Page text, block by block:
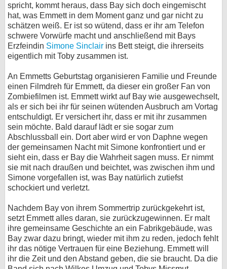
spricht, kommt heraus, dass Bay sich doch eingemischt
hat, was Emmett in dem Moment ganz und gar nicht zu
schätzen weiß. Er ist so wütend, dass er ihr am Telefon
schwere Vorwürfe macht und anschließend mit Bays
Erzfeindin Simone Sinclair ins Bett steigt, die ihrerseits
eigentlich mit Toby zusammen ist.
An Emmetts Geburtstag organisieren Familie und Freunde
einen Filmdreh für Emmett, da dieser ein großer Fan von
Zombiefilmen ist. Emmett wirkt auf Bay wie ausgewechselt,
als er sich bei ihr für seinen wütenden Ausbruch am Vortag
entschuldigt. Er versichert ihr, dass er mit ihr zusammen
sein möchte. Bald darauf lädt er sie sogar zum
Abschlussball ein. Dort aber wird er von Daphne wegen
der gemeinsamen Nacht mit Simone konfrontiert und er
sieht ein, dass er Bay die Wahrheit sagen muss. Er nimmt
sie mit nach draußen und beichtet, was zwischen ihm und
Simone vorgefallen ist, was Bay natürlich zutiefst
schockiert und verletzt.
Nachdem Bay von ihrem Sommertrip zurückgekehrt ist,
setzt Emmett alles daran, sie zurückzugewinnen. Er malt
ihre gemeinsame Geschichte an ein Fabrikgebäude, was
Bay zwar dazu bringt, wieder mit ihm zu reden, jedoch fehlt
ihr das nötige Vertrauen für eine Beziehung. Emmett will
ihr die Zeit und den Abstand geben, die sie braucht. Da die